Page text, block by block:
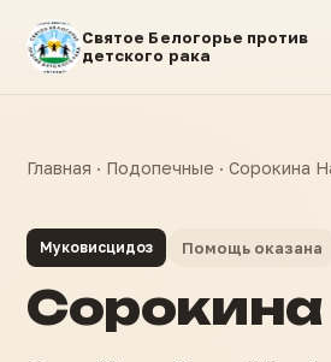
Святое Белогорье против
детского рака
Главная · Подопечные · Сорокина
Муковисцидоз Помощь оказана
Сорокина